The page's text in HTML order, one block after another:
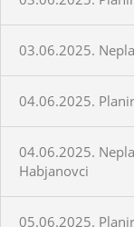
03.06.2025.
04.06.2025.
04.06.2025.
Habjanovci
05.06.2025.